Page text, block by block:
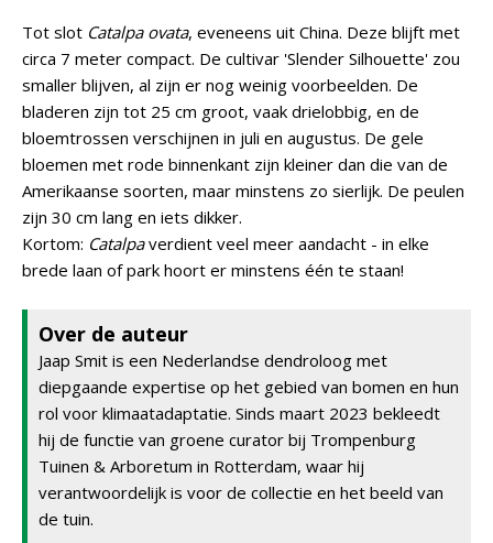
Tot slot Catalpa ovata, eveneens uit China. Deze blijft met
circa 7 meter compact. De cultivar 'Slender Silhouette' zou
smaller blijven, al zijn er nog weinig voorbeelden. De
bladeren zijn tot 25 cm groot, vaak drielobbig, en de
bloemtrossen verschijnen in juli en augustus. De gele
bloemen met rode binnenkant zijn kleiner dan die van de
Amerikaanse soorten, maar minstens zo sierlijk. De peulen
zijn 30 cm lang en iets dikker.
Kortom: Catalpaverdient veel meer aandacht - in elke
brede laan of park hoort er minstens één te staan!
Over de auteur
Jaap Smit is een Nederlandse dendroloog met
diepgaande expertise op het gebied van bomen en hun
rol voor klimaatadaptatie. Sinds maart 2023 bekleedt
hij de functie van groene curator bij Trompenburg
Tuinen & Arboretum in Rotterdam, waar hij
verantwoordelijk is voor de collectie en het beeld van
de tuin.